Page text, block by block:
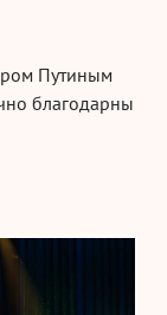
Путиным
благодарны